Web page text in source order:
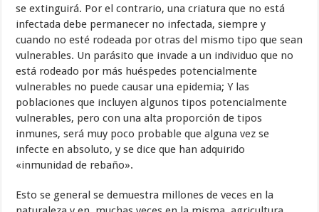
se extinguirá. Por el contrario, una criatura que no está
infectada debe permanecer no infectada, siempre y
cuando no esté rodeada por otras del mismo tipo que sean
vulnerables. Un parásito que invade a un individuo que no
está rodeado por más huéspedes potencialmente
vulnerables no puede causar una epidemia; Y las
poblaciones que incluyen algunos tipos potencialmente
vulnerables, pero con una alta proporción de tipos
inmunes, será muy poco probable que alguna vez se
infecte en absoluto, y se dice que han adquirido
«inmunidad de rebaño».
Esto se general se demuestra millones de veces en la